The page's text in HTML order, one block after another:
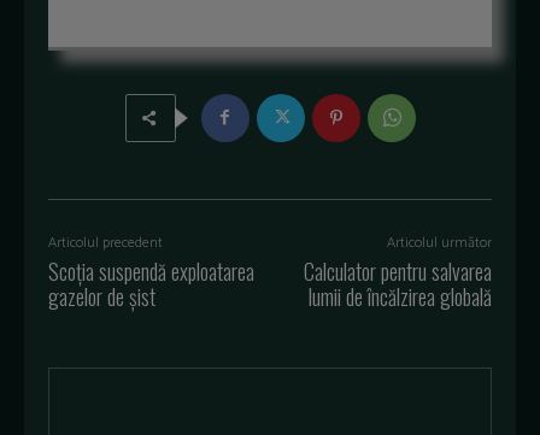
Articolul precedent
Scoția suspendă exploatarea
gazelor de șist
Articolul următor
Calculator pentru salvarea
lumii de încălzirea globală